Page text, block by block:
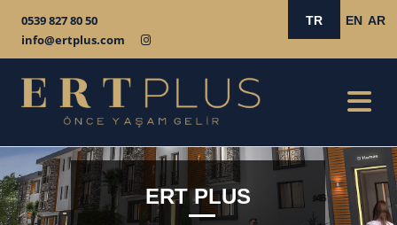
0539 827 80 50
info@ertplus.com
TR EN AR
ERT PLUS